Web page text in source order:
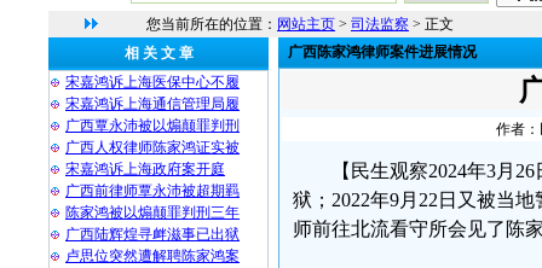
您当前所在的位置： 网站主页 > 司法监察 > 正文
相 关 文 章
宋嘉鸿诉上海医保中心不履
宋嘉鸿诉上海通信管理局履
广西覃永沛被以煽颠罪判刑
广西人权律师陈家鸿证实被
宋嘉鸿诉上海政府案开庭
广西前律师覃永沛被超期羁
陈家鸿被以煽颠罪判刑三年
广西陆辉煌寻衅滋事已出狱
卢思位突然遭解聘陈家鸿案
广西陈家鸿律师案件进展情况
作者：
【民生观察2024年3月
狱；2022年9月22日又被当
师前往北流看守所会见了陈